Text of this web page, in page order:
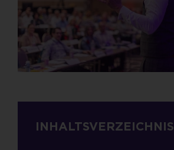
INHALTSVERZEICHNIS